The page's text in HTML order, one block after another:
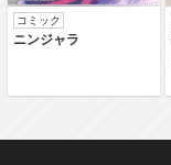
コミック
ニンジャラ